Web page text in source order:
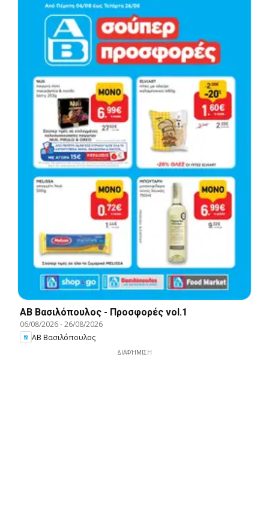
ΑΒ Βασιλόπουλος - Προσφορές vol.1
06/08/2026-26/08/2026
ΑΒ Βασιλόπουλος
ΔΙΑΦΉΜΙΣΗ